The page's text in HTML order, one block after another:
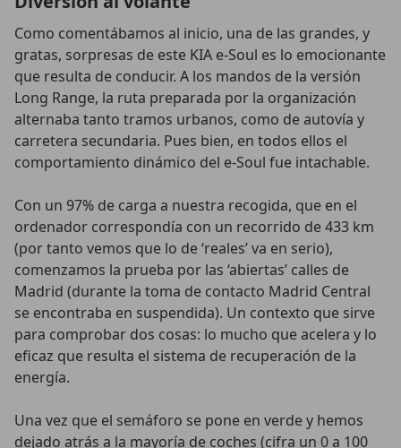
Como comentábamos al inicio, una de las grandes, y
gratas, sorpresas de este KIA e-Soul es lo emocionante
que resulta de conducir. A los mandos de la versión
Long Range, la ruta preparada por la organización
alternaba tanto tramos urbanos, como de autovía y
carretera secundaria. Pues bien, en todos ellos el
comportamiento dinámico del e-Soul fue intachable.
Con un 97% de carga a nuestra recogida, que en el
ordenador correspondía con un recorrido de 433 km
(por tanto vemos que lo de ‘reales’ va en serio),
comenzamos la prueba por las ‘abiertas’ calles de
Madrid (durante la toma de contacto Madrid Central
se encontraba en suspendida). Un contexto que sirve
para comprobar dos cosas: lo mucho que acelera y lo
eficaz que resulta el sistema de recuperación de la
energía.
Una vez que el semáforo se pone en verde y hemos
dejado atrás a la mayoría de coches (cifra un 0 a 100